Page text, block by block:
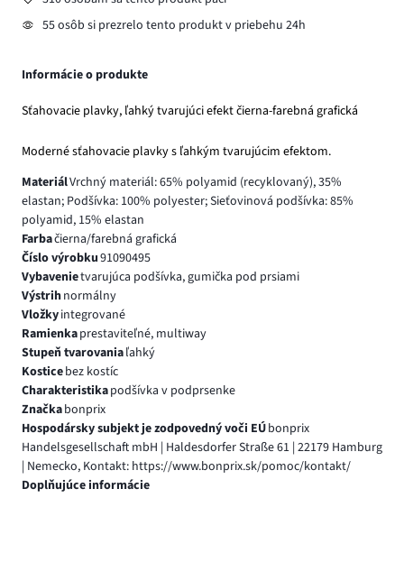
55 osôb si prezrelo tento produkt v priebehu 24h
Informácie o produkte
Sťahovacie plavky, ľahký tvarujúci efekt čierna-farebná grafická
Moderné sťahovacie plavky s ľahkým tvarujúcim efektom.
MateriálVrchný materiál: 65% polyamid (recyklovaný), 35%
elastan; Podšívka: 100% polyester; Sieťovinová podšívka: 85%
polyamid, 15% elastan
Farbačierna/farebná grafická
Číslo výrobku91090495
Vybavenietvarujúca podšívka, gumička pod prsiami
Výstrihnormálny
Vložkyintegrované
Ramienkaprestaviteľné, multiway
Stupeň tvarovaniaľahký
Kosticebez kostíc
Charakteristikapodšívka v podprsenke
Značkabonprix
Hospodársky subjekt je zodpovedný voči EÚbonprix
Handelsgesellschaft mbH | Haldesdorfer Straße 61 | 22179 Hamburg
| Nemecko, Kontakt: https://www.bonprix.sk/pomoc/kontakt/
Doplňujúce informácie